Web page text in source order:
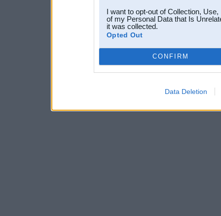
I want to opt-out of Collection,
of my Personal Data that Is
it was collected.
Opted Out
CONFIRM
Data Deletion